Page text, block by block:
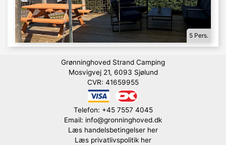
5 Pers.
Grønninghoved Strand Camping
Mosvigvej 21, 6093 Sjølund
CVR: 41659955
Telefon: +45 7557 4045
Email: info@gronninghoved.dk
Læs handelsbetingelser her
Læs privatlivspolitik her